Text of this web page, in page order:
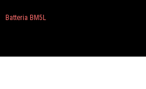
Batteria BM5L